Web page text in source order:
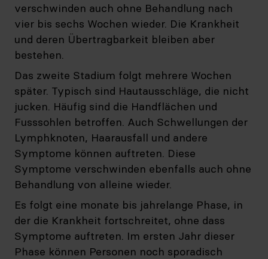
verschwinden auch ohne Behandlung nach
vier bis sechs Wochen wieder. Die Krankheit
und deren Übertragbarkeit bleiben aber
bestehen.
Das zweite Stadium folgt mehrere Wochen
später. Typisch sind Hautausschläge, die nicht
jucken. Häufig sind die Handflächen und
Fusssohlen betroffen. Auch Schwellungen der
Lymphknoten, Haarausfall und andere
Symptome können auftreten. Diese
Symptome verschwinden ebenfalls auch ohne
Behandlung von alleine wieder.
Es folgt eine monate­ bis jahrelange Phase, in
der die Krankheit fortschreitet, ohne dass
Symptome auftreten. Im ersten Jahr dieser
Phase können Personen noch sporadisch